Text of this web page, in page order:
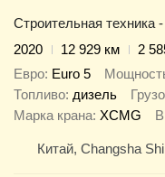
Строительная техника
2020
12 929 км
2
Евро Euro 5
Топливо дизель
Марка крана XCMG
Китай, Changsha Shi